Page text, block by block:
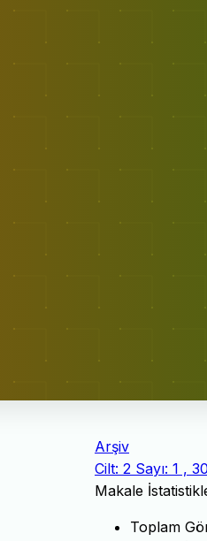
Arşiv
Cilt: 2 Sayı: 1 ,
Makale
Toplam